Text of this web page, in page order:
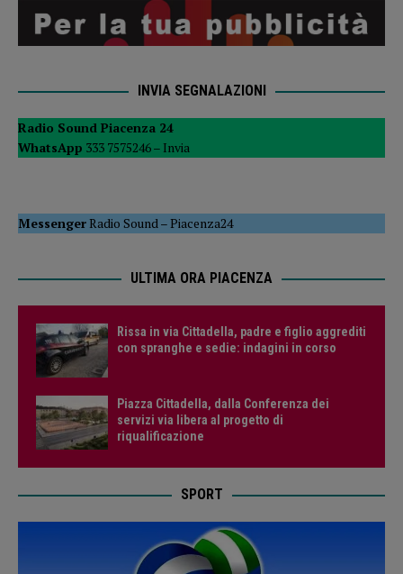
INVIA SEGNALAZIONI
Radio Sound Piacenza 24
WhatsApp 333 7575246 – Invia
MessengerRadio Sound–Piacenza24
ULTIMA ORA PIACENZA
Rissa in via Cittadella, padre e figlio aggrediti
con spranghe e sedie: indagini in corso
Piazza Cittadella, dalla Conferenza dei
servizi via libera al progetto di
riqualificazione
SPORT